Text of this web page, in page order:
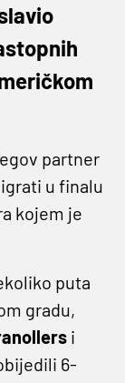
partner
u finalu
kojem je
puta
gradu,
i
6-